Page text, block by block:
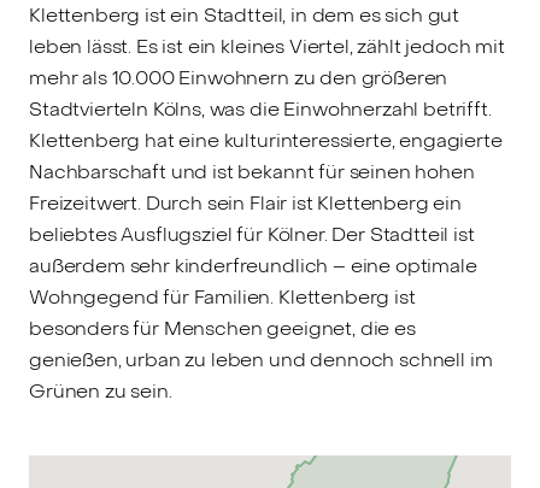
Klettenberg ist ein Stadtteil, in dem es sich gut
leben lässt. Es ist ein kleines Viertel, zählt jedoch mit
mehr als 10.000 Einwohnern zu den größeren
Stadtvierteln Kölns, was die Einwohnerzahl betrifft.
Klettenberg hat eine kulturinteressierte, engagierte
Nachbarschaft und ist bekannt für seinen hohen
Freizeitwert. Durch sein Flair ist Klettenberg ein
beliebtes Ausflugsziel für Kölner. Der Stadtteil ist
außerdem sehr kinderfreundlich – eine optimale
Wohngegend für Familien. Klettenberg ist
besonders für Menschen geeignet, die es
genießen, urban zu leben und dennoch schnell im
Grünen zu sein.